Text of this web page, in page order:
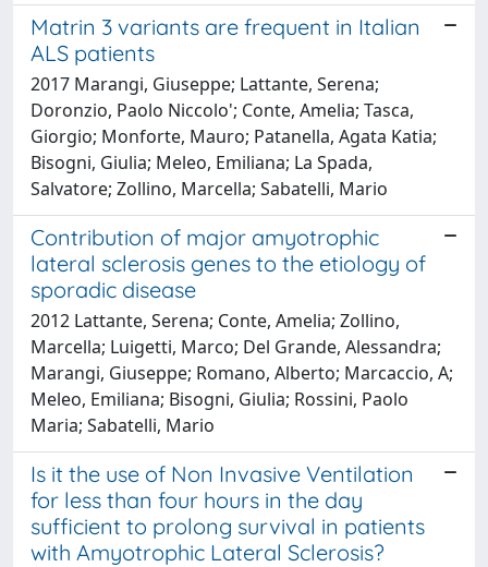
Matrin 3 variants are frequent in Italian
ALS patients
2017 Marangi, Giuseppe; Lattante, Serena;
Doronzio, Paolo Niccolo'; Conte, Amelia; Tasca,
Giorgio; Monforte, Mauro; Patanella, Agata Katia;
Bisogni, Giulia; Meleo, Emiliana; La Spada,
Salvatore; Zollino, Marcella; Sabatelli, Mario
Contribution of major amyotrophic
lateral sclerosis genes to the etiology of
sporadic disease
2012 Lattante, Serena; Conte, Amelia; Zollino,
Marcella; Luigetti, Marco; Del Grande, Alessandra;
Marangi, Giuseppe; Romano, Alberto; Marcaccio, A;
Meleo, Emiliana; Bisogni, Giulia; Rossini, Paolo
Maria; Sabatelli, Mario
Is it the use of Non Invasive Ventilation
for less than four hours in the day
sufficient to prolong survival in patients
with Amyotrophic Lateral Sclerosis?